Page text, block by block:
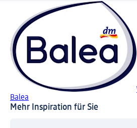
Balea
Mehr Inspiration für Sie